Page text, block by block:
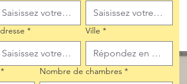
* Ville *
* Nombre de chambres *